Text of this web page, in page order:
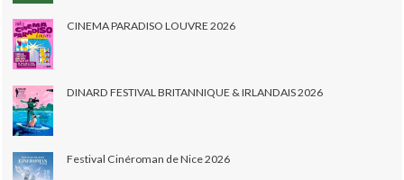
CINEMA PARADISO LOUVRE 2026
DINARD FESTIVAL BRITANNIQUE & IRLANDAIS 2026
Festival Cinéroman de Nice 2026